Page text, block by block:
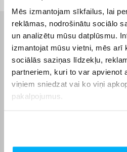
Mēs izmantojam sīkfailus, lai
reklāmas, nodrošinātu sociālo
un analizētu mūsu datplūsmu.
izmantojat mūsu vietni, mēs arī
sociālās saziņas līdzekļu,
partneriem, kuri to var apvienot
viņiem sniedzat vai ko viņi
pakalpojumus.
Raksturlielumi
Ražotājs
Komplektēšanas valsts
Amerikas Savienotās